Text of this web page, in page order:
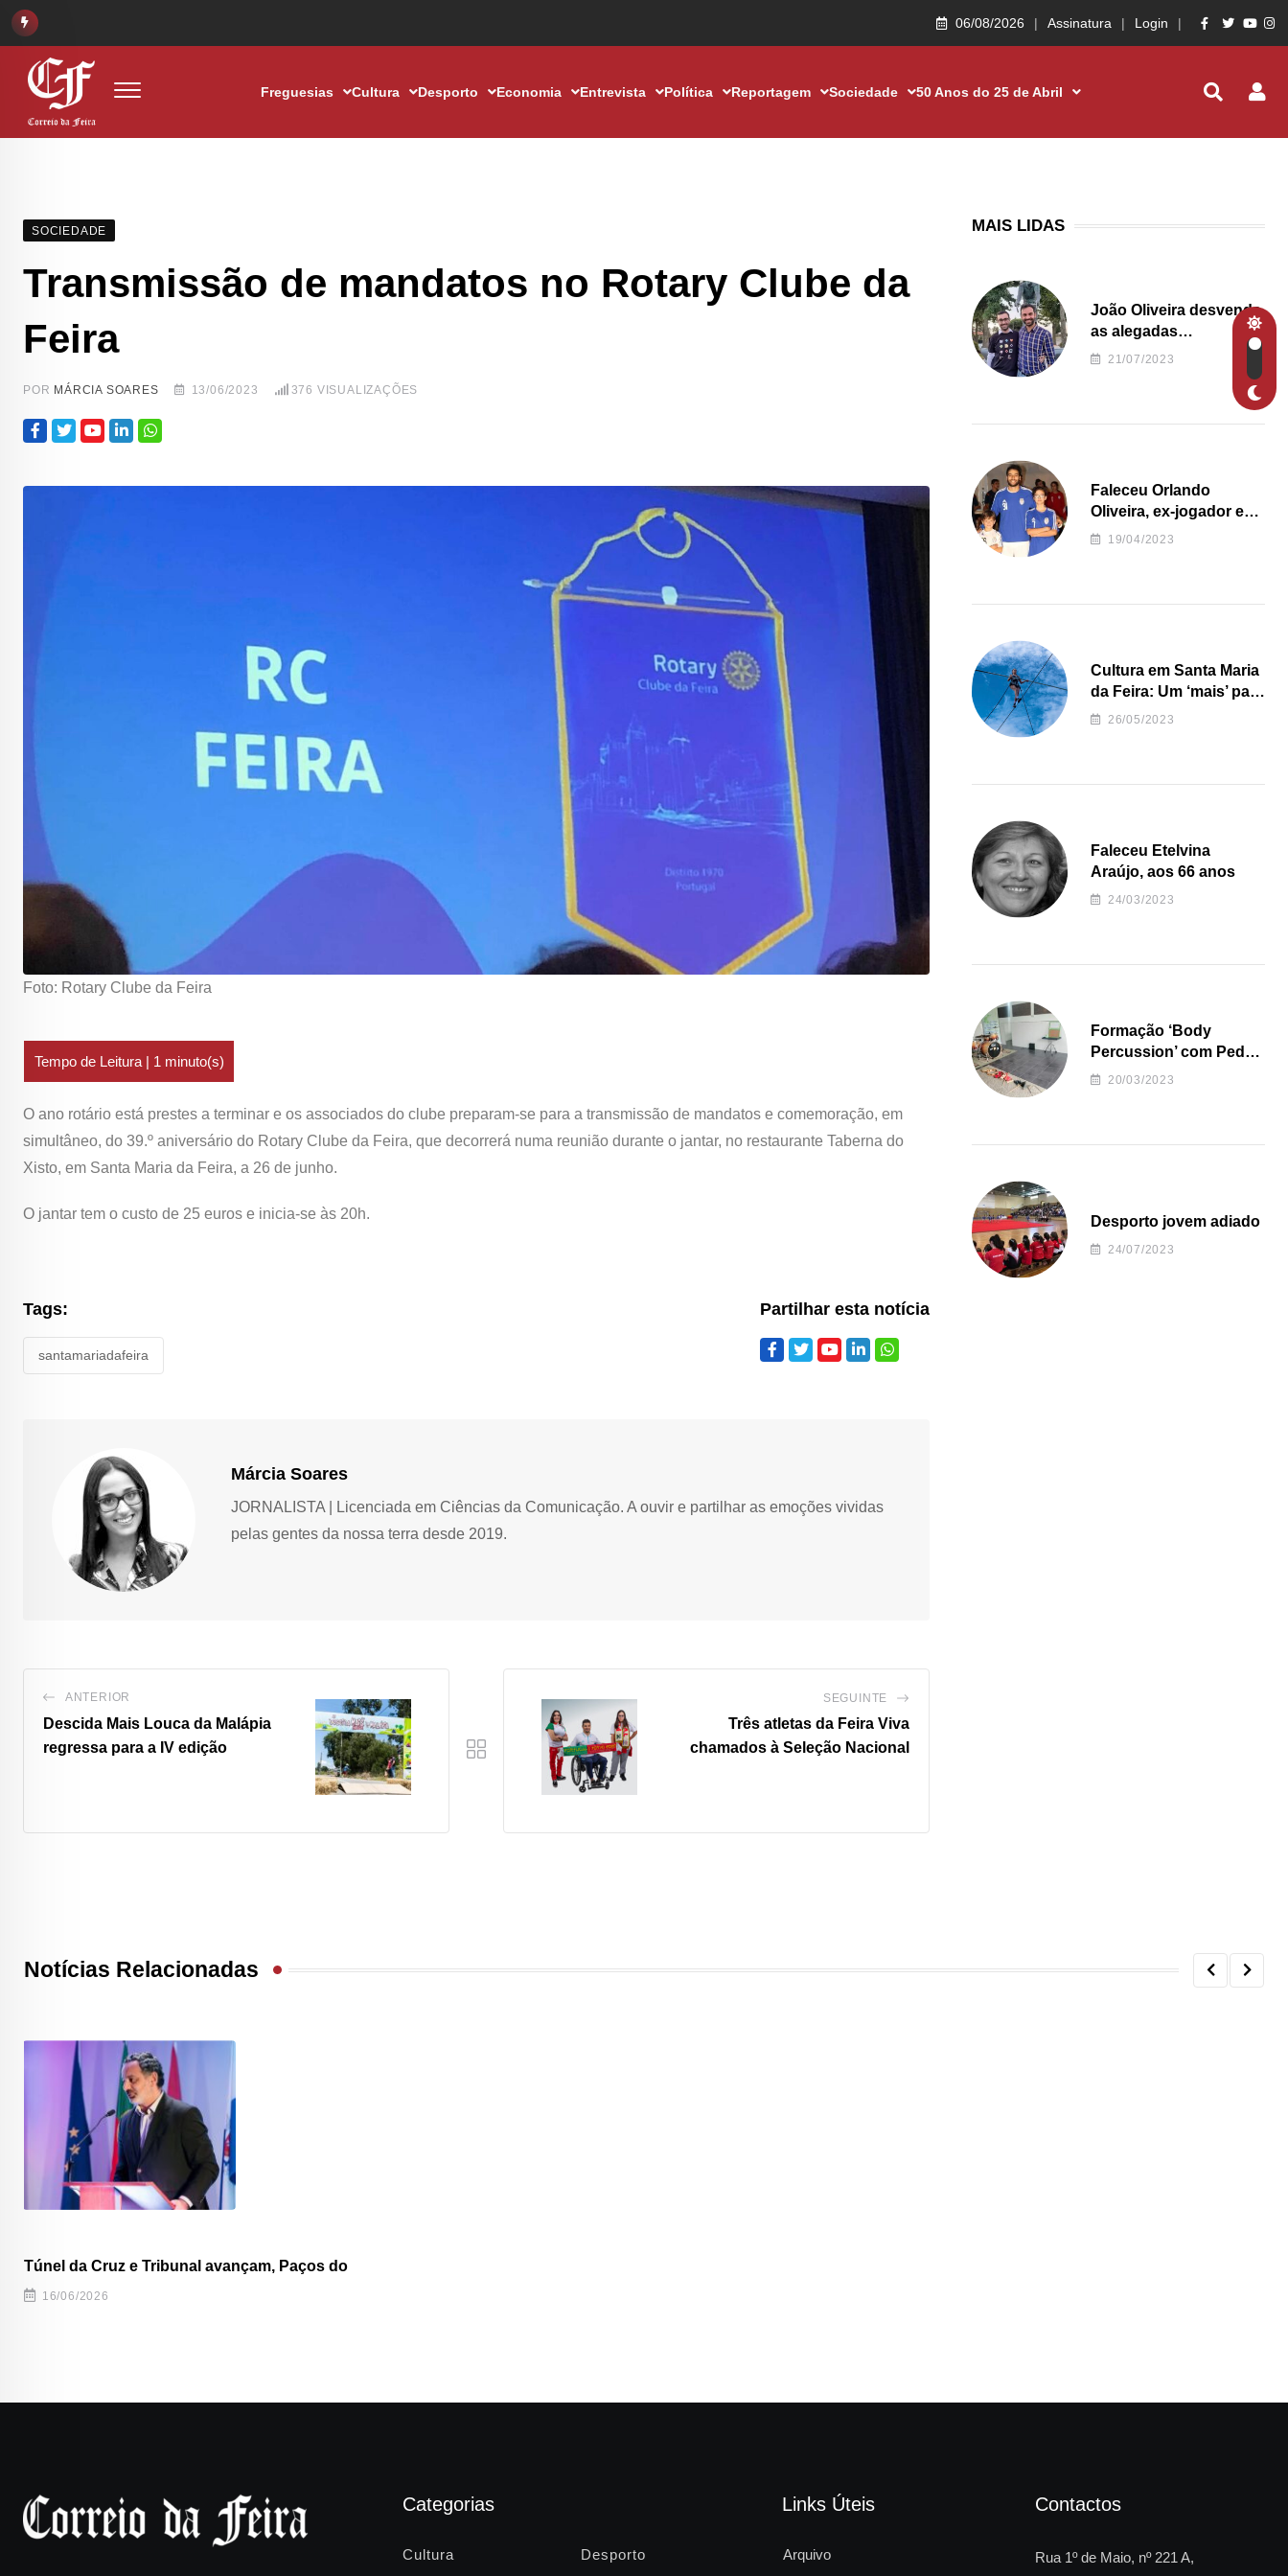
06/08/2026 Assinatura Login
Freguesias Cultura Desporto Economia Entrevista Política Reportagem Sociedade 50 Anos do 25 de Abril
SOCIEDADE
Transmissão de mandatos no Rotary Clube da
Feira
POR MÁRCIA SOARES 13/06/2023 376 VISUALIZAÇÕES
Foto: Rotary Clube da Feira
O ano rotário está prestes a terminar e os associados do clube preparam-se para a transmissão de mandatos e comemoração, em
simultâneo, do 39.º aniversário do Rotary Clube da Feira, que decorrerá numa reunião durante o jantar, no restaurante Taberna do
Xisto, em Santa Maria da Feira, a 26 de junho.
O jantar tem o custo de 25 euros e inicia-se às 20h.
Tags:
santamariadafeira
Partilhar esta notícia
Márcia Soares
JORNALISTA | Licenciada em Ciências da Comunicação. A ouvir e partilhar as emoções vividas
pelas gentes da nossa terra desde 2019.
ANTERIOR
Descida Mais Louca da Malápia
regressa para a IV edição
SEGUINTE
Três atletas da Feira Viva
chamados à Seleção Nacional
MAIS LIDAS
João Oliveira desvenda
as alegadas
irregularidades da
Junta de Freguesia S.
21/07/2023
Faleceu Orlando
Oliveira, ex-jogador e
treinador da formação
19/04/2023
Cultura em Santa Maria
da Feira: Um ‘mais’ para
o Concelho
26/05/2023
Faleceu Etelvina
Araújo, aos 66 anos
24/03/2023
Formação ‘Body
Percussion’ com Pedro
Almeida
20/03/2023
Desporto jovem adiado
24/07/2023
Notícias Relacionadas
Túnel da Cruz e Tribunal avançam, Paços do
16/06/2026
Categorias
Cultura Desporto
Links Úteis
Arquivo
Contactos
Rua 1º de Maio, nº 221 A,